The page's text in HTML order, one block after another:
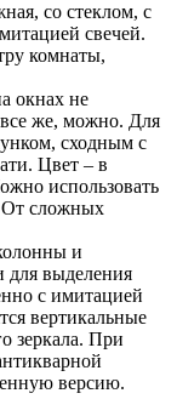
со стеклом, с
свечей.
комнаты,
окнах не
все же, можно. Для
сходным с
Цвет – в
использовать
От сложных
и
для выделения
с имитацией
вертикальные
зеркала. При
версию.